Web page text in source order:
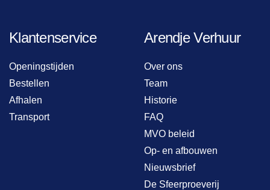
Klantenservice
Openingstijden
Bestellen
Afhalen
Transport
Arendje Verhuur
Over ons
Team
Historie
FAQ
MVO beleid
Op- en afbouwen
Nieuwsbrief
De Sfeerproeverij